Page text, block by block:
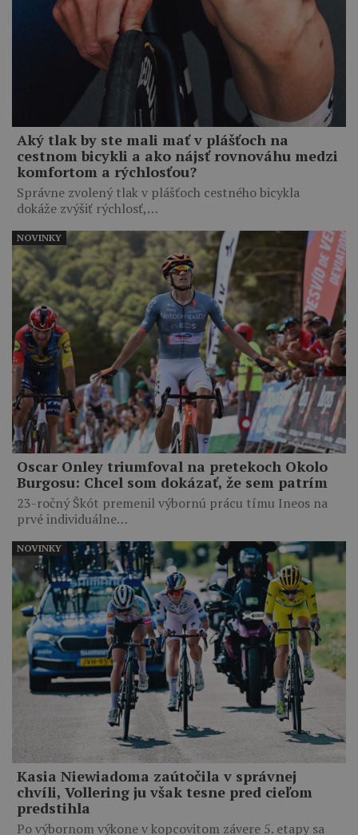
Aký tlak by ste mali mať v plášťoch na
cestnom bicykli a ako nájsť rovnováhu medzi
komfortom a rýchlosťou?
Správne zvolený tlak v plášťoch cestného bicykla
dokáže zvýšiť rýchlosť,…
Oscar Onley triumfoval na pretekoch Okolo
Burgosu: Chcel som dokázať, že sem patrím
23-ročný Škót premenil výbornú prácu tímu Ineos na
prvé individuálne…
NOVINKY
Kasia Niewiadoma zaútočila v správnej
chvíli, Vollering ju však tesne pred cieľom
predstihla
Po výbornom výkone v kopcovitom závere 5. etapy sa
NOVINKY